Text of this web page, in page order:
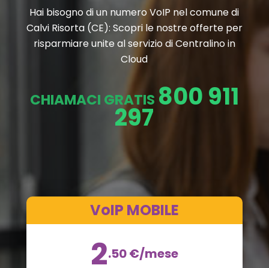
Hai bisogno di un numero VoIP nel comune di
Calvi Risorta (CE): Scopri le nostre offerte per
risparmiare unite al servizio di Centralino in
Cloud
CHIAMACI GRATIS 800 911
297
VoIP MOBILE
2.50€/mese